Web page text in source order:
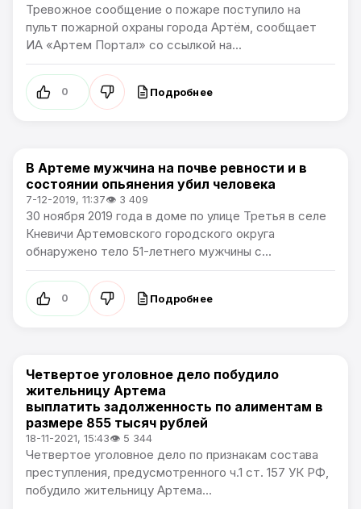
Тревожное сообщение о пожаре поступило на
пульт пожарной охраны города Артём, сообщает
ИА «Артем Портал» со ссылкой на...
0 Подробнее
Происшествия
В Артеме мужчина на почве ревности и в
состоянии опьянения убил человека
7-12-2019, 11:37👁 3 409
30 ноября 2019 года в доме по улице Третья в селе
Кневичи Артемовского городского округа
обнаружено тело 51-летнего мужчины с...
0 Подробнее
Происшествия
Четвертое уголовное дело побудило
жительницу Артема
выплатить задолженность по алиментам в
размере 855 тысяч рублей
18-11-2021, 15:43👁 5 344
Четвертое уголовное дело по признакам состава
преступления, предусмотренного ч.1 ст. 157 УК РФ,
побудило жительницу Артема...